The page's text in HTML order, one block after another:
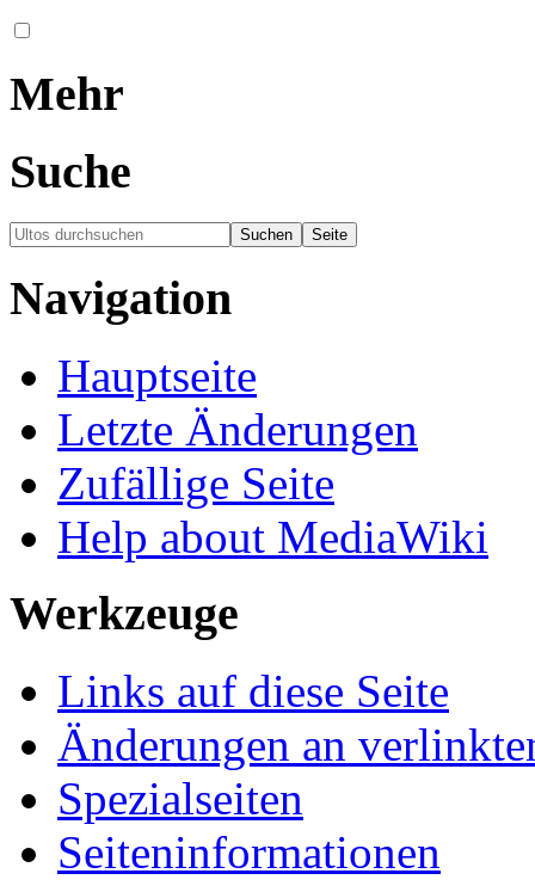
Mehr
Suche
Navigation
Hauptseite
Letzte Änderungen
Zufällige Seite
Help about MediaWiki
Werkzeuge
Links auf diese Seite
Änderungen an
Spezialseiten
Seiten­informationen